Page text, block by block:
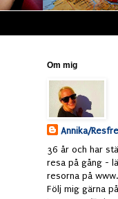
Om mig
Annika/
36 år och har
resa på gång -
resorna på
Följ mig gärna på